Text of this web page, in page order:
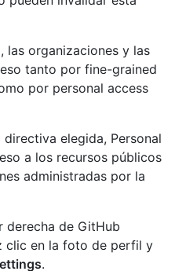
las organizaciones y las
tanto por fine-grained
por personal access
elegida, Personal
a los recursos públicos
administradas por la
derecha de GitHub
clic en la foto de perfil y
.